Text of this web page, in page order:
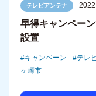
テレビアンテナ
早得キャンペー
設置
キャンペーン テレ
ヶ崎市